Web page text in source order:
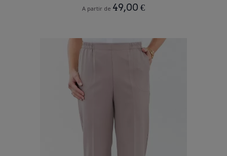
A partir de 49,00 €